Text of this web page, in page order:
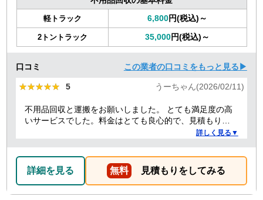
軽トラック 6,800円(税込)～
2トントラック 35,000円(税込)～
口コミ この業者の口コミをもっと見る▶
★★★★★
★★★★★ 5 うーちゃん(2026/02/11)
不用品回収と運搬をお願いしました。 とても満足度の高
いサービスでした。料金はとても良心的で、見積もりか
ら作業当日まで終始スムーズ。運び出し・運び込みの作
た。作業の質も人柄も良く、安心して任せられる業者さ
んだと感じました。また機会があったら是非利用させて
いただきます。
詳しく見る▼
詳細を見る 無料 見積もりをしてみる